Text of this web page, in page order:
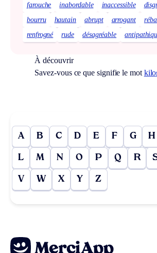
farouche
inabordable inaccessible
bourru
hautain abrupt arrogant
renfrogné
rude désagréable
À découvrir
Savez-vous ce que signifie le mot
A B C D E F G H
L M N O P Q R
V W X Y Z